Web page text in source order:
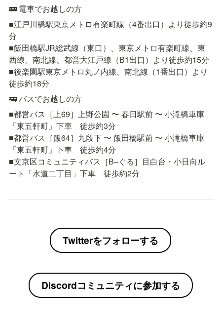
🚃 電車でお越しの方
■江戸川橋駅東京メトロ有楽町線（4番出口）より徒歩約9
分
■飯田橋駅JR総武線（東口）、東京メトロ有楽町線、東
西線、南北線、都営大江戸線（B1出口）より徒歩約15分
■後楽園駅東京メトロ丸ノ内線、南北線（1番出口）より
徒歩約18分
🚌 バスでお越しの方
■都営バス［上69］上野公園 〜 春日駅前 〜 小滝橋車庫
「東五軒町」下車　徒歩約3分
■都営バス［飯64］九段下 〜 飯田橋駅前 〜 小滝橋車庫
「東五軒町」下車　徒歩約4分
■文京区コミュニティバス［B–ぐる］目白台・小日向ル
ート「水道二丁目」下車　徒歩約2分
Twitterをフォローする
Discordコミュニティに参加する